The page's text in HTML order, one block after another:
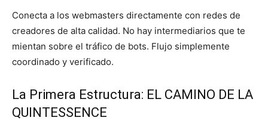
Conecta a los webmasters directamente con redes de
creadores de alta calidad. No hay intermediarios que te
mientan sobre el tráfico de bots. Flujo simplemente
coordinado y verificado.
La Primera Estructura: EL CAMINO DE LA
QUINTESSENCE